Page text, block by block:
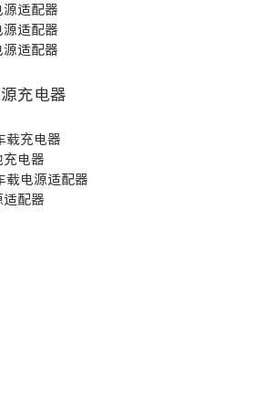
源适配器
源适配器
源适配器
充电器
载充电器
充电器
载电源适配器
适配器